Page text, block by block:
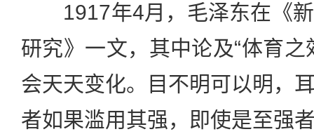
1917年4月，毛泽东在《新
研究》一文，其中论及“体育之
会天天变化。目不明可以明，
者如果滥用其强，即使是至强